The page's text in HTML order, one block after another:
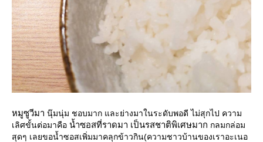
หมูซูวีมา นุ๊มนุ่ม ชอบมาก และย่างมาในระดับพอดี ไม่สุกไป ความ
เลิศขั้นต่อมาคือ น้ำซอสที่ราดมา เป็นรสชาติพิเศษมาก กลมกล่อม
สุดๆ เลยขอน้ำซอสเพิ่มมาคลุกข้าวกิน(ความชาวบ้านของเราอะเนอ